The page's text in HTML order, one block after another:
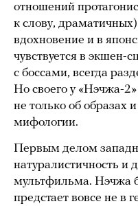
отношений
к слову,
вдохновение и в
чувствуется в экшен-
с боссами, всегда
Но своего у «Нэчжа-
не только об образах
мифологии.
Первым делом
натуралистичность и
мультфильма. Нэчжа
предстает вовсе не в